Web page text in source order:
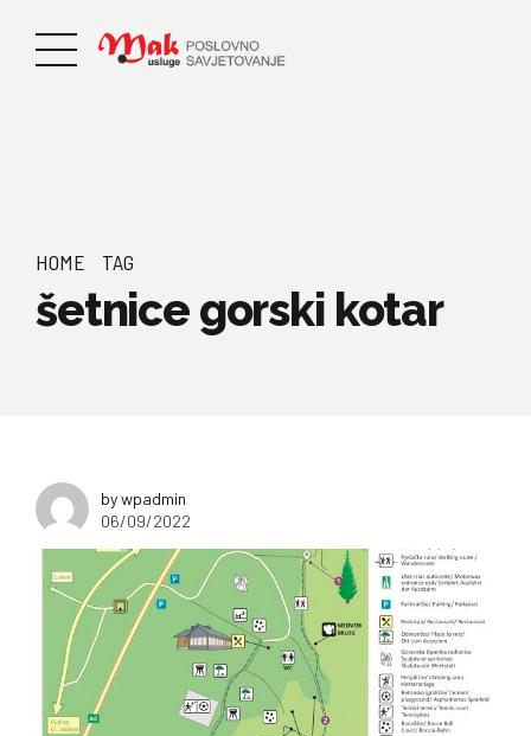
HOME TAG
šetnice gorski kotar
by wpadmin
06/09/2022